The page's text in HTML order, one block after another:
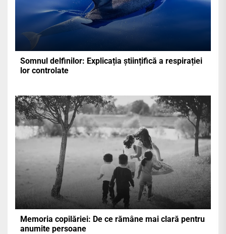
Somnul delfinilor: Explicația științifică a respirației
lor controlate
Memoria copilăriei: De ce rămâne mai clară pentru
anumite persoane